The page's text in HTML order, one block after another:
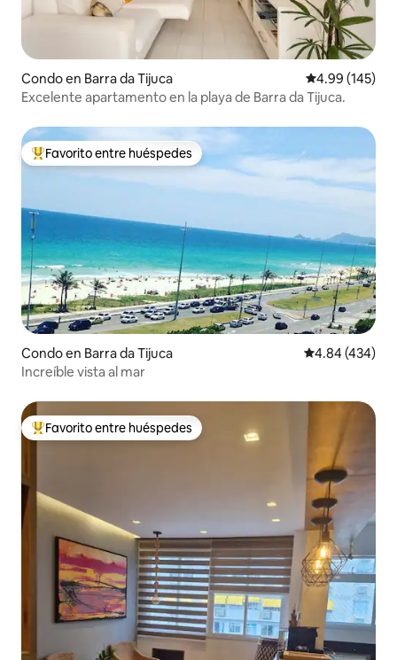
Condo en Barra da Tijuca Calificación
4.99 (145)
Excelente apartamento en la playa de Barra da Tijuca.
Favorito entre huéspedes preferido
Favorito entre huéspedes
Condo en Barra da Tijuca Calificación
4.84 (434)
Increíble vista al mar
Favorito entre huéspedes preferido
Favorito entre huéspedes